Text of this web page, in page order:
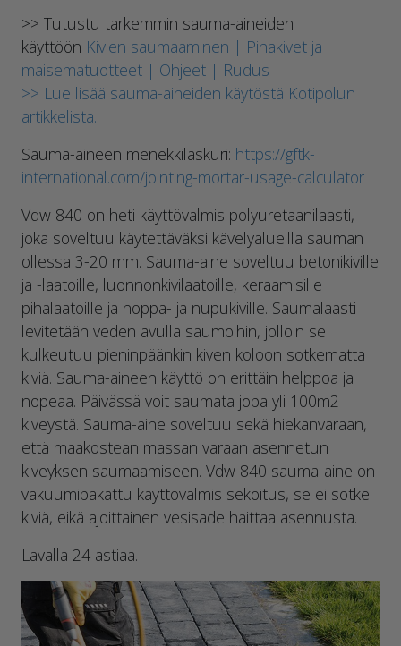
>> Tutustu tarkemmin sauma-aineiden
käyttöön Kivien saumaaminen | Pihakivet ja
maisematuotteet | Ohjeet | Rudus
>> Lue lisää sauma-aineiden käytöstä Kotipolun
artikkelista.
Sauma-aineen menekkilaskuri: https://gftk-
international.com/jointing-mortar-usage-calculator
Vdw 840 on heti käyttövalmis polyuretaanilaasti,
joka soveltuu käytettäväksi kävelyalueilla sauman
ollessa 3-20 mm. Sauma-aine soveltuu betonikiville
ja -laatoille, luonnonkivilaatoille, keraamisille
pihalaatoille ja noppa- ja nupukiville. Saumalaasti
levitetään veden avulla saumoihin, jolloin se
kulkeutuu pieninpäänkin kiven koloon sotkematta
kiviä. Sauma-aineen käyttö on erittäin helppoa ja
nopeaa. Päivässä voit saumata jopa yli 100m2
kiveystä. Sauma-aine soveltuu sekä hiekanvaraan,
että maakostean massan varaan asennetun
kiveyksen saumaamiseen. Vdw 840 sauma-aine on
vakuumipakattu käyttövalmis sekoitus, se ei sotke
kiviä, eikä ajoittainen vesisade haittaa asennusta.
Lavalla 24 astiaa.